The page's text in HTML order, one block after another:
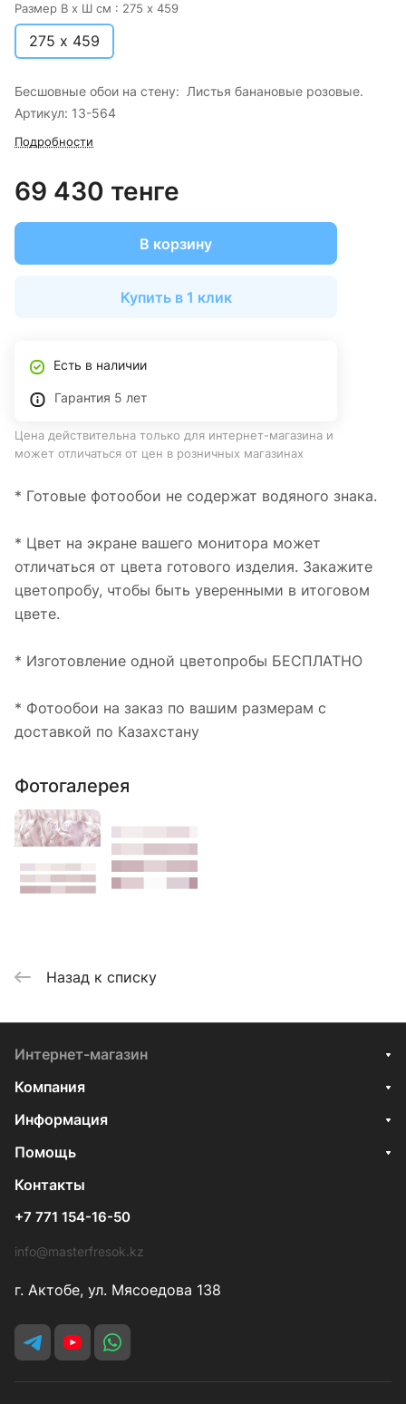
Размер В х Ш см : 275 х 459
275 х 459
Бесшовные обои на стену: Листья банановые розовые.
Артикул: 13-564
Подробности
69 430 тенге
В корзину
Купить в 1 клик
Есть в наличии
Гарантия 5 лет
Цена действительна только для интернет-магазина и
может отличаться от цен в розничных магазинах
* Готовые фотообои не содержат водяного знака.
* Цвет на экране вашего монитора может
отличаться от цвета готового изделия. Закажите
цветопробу, чтобы быть уверенными в итоговом
цвете.
* Изготовление одной цветопробы БЕСПЛАТНО
* Фотообои на заказ по вашим размерам с
доставкой по Казахстану
Фотогалерея
Назад к списку
Интернет-магазин
Компания
Информация
Помощь
Контакты
+7 771 154-16-50
info@masterfresok.kz
г. Актобе, ул. Мясоедова 138